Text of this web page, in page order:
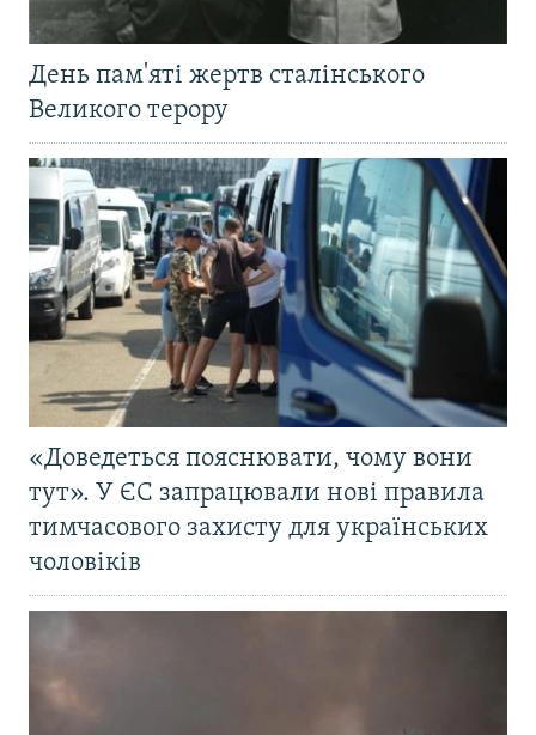
День пам'яті жертв сталінського
Великого терору
«Доведеться пояснювати, чому вони
тут». У ЄС запрацювали нові правила
тимчасового захисту для українських
чоловіків